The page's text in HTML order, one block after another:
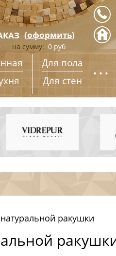
(оформить)
на сумму: 0 руб
Для пола
Для стен
...
ракушки